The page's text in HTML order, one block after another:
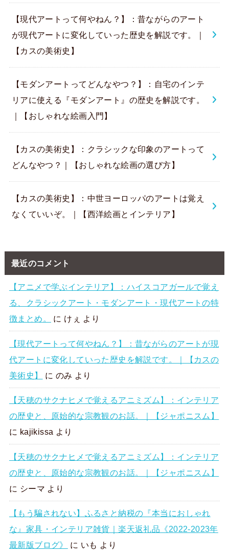
【現代アートって何やねん？】：昔ながらのアート
が現代アートに変化していった歴史を解説です。｜
【カスの美術史】
【モダンアートってどんなやつ？】：自宅のインテ
リアに使える『モダンアート』の歴史を解説です。
｜【おしゃれな絵画入門】
【カスの美術史】：クラシックな印象のアートって
どんなやつ？｜【おしゃれな絵画の選び方】
【カスの美術史】：中世ヨーロッパのアートは覚え
なくていいぞ。｜【西洋絵画とインテリア】
最近のコメント
【アニメで学ぶインテリア】：ハイスコアガールで覚え
る、クラシックアート・モダンアート・現代アートの特
徴まとめ。
に けぇ より
【現代アートって何やねん？】：昔ながらのアートが現
代アートに変化していった歴史を解説です。｜【カスの
美術史】
に のみ より
【天穂のサクナヒメで覚えるアニミズム】：インテリア
の歴史と、原始的な宗教観のお話。｜【ジャポニスム】
に kajikissa より
【天穂のサクナヒメで覚えるアニミズム】：インテリア
の歴史と、原始的な宗教観のお話。｜【ジャポニスム】
に シーマ より
【もう騙されない】ふるさと納税の『本当におしゃれ
な』家具・インテリア雑貨｜楽天返礼品《2022-2023年
最新版ブログ》
に いも より